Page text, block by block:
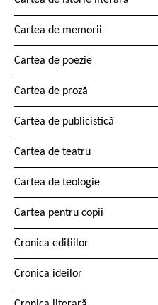
Cartea de memorii
Cartea de poezie
Cartea de proză
Cartea de publicistică
Cartea de teatru
Cartea de teologie
Cartea pentru copii
Cronica edițiilor
Cronica ideilor